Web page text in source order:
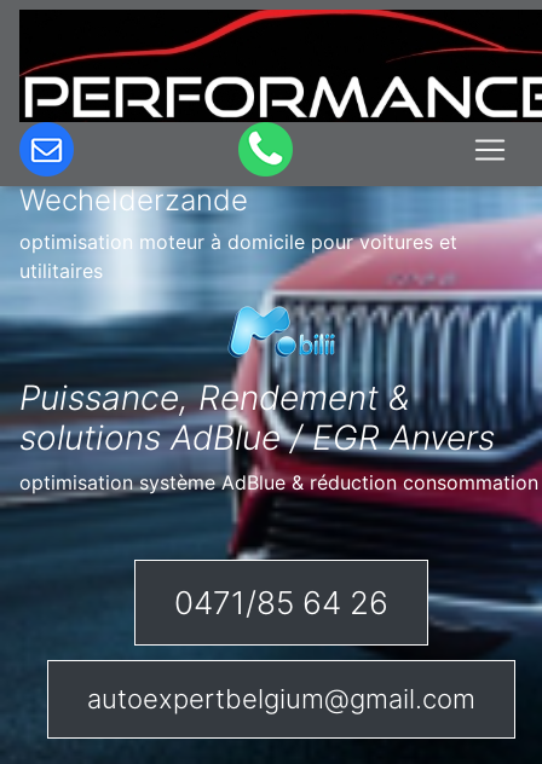
Optimisation & Reprogrammation
moteur à domicile en Belgique à
Wechelderzande
optimisation moteur à domicile pour voitures et
utilitaires
Puissance, Rendement &
solutions AdBlue / EGR Anvers
optimisation système AdBlue & réduction consommation
0471/85 64 26
autoexpertbelgium@gmail.com